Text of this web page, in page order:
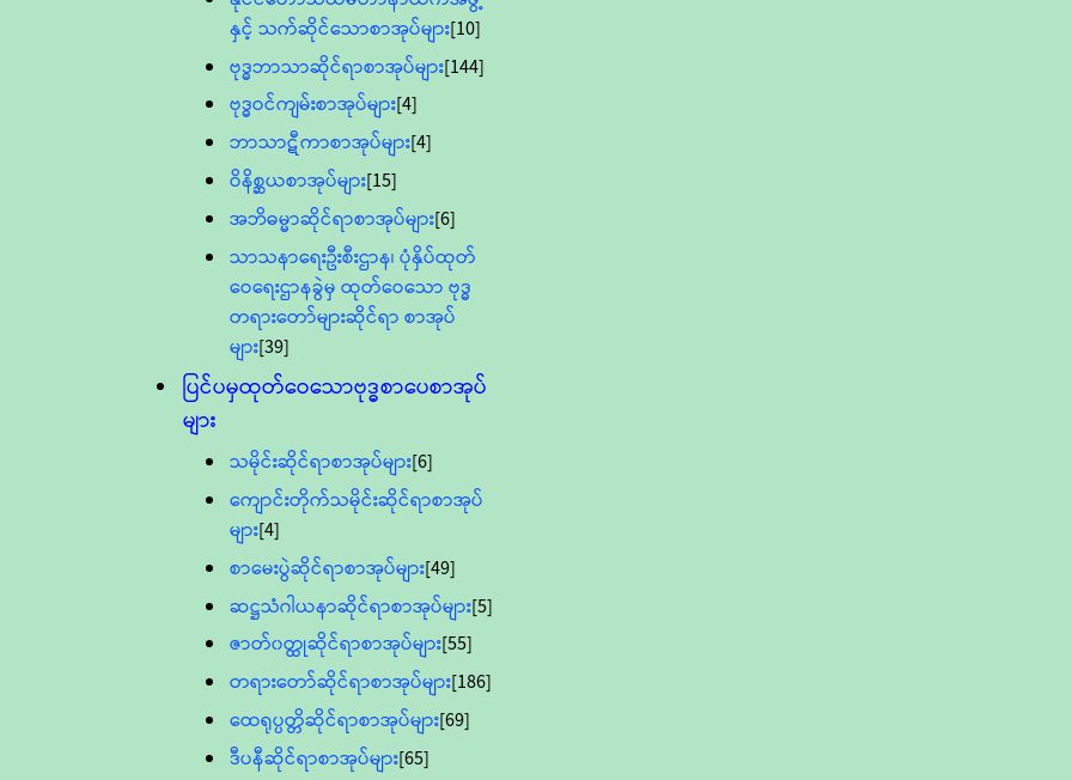
နှင့် သက်ဆိုင်သောစာအုပ်များ[10]
ဗုဒ္ဓဘာသာဆိုင်ရာစာအုပ်များ[144]
ဗုဒ္ဓဝင်ကျမ်းစာအုပ်များ[4]
ဘာသာဋီကာစာအုပ်များ[4]
ဝိနိစ္ဆယစာအုပ်များ[15]
အဘိဓမ္မာဆိုင်ရာစာအုပ်များ[6]
သာသနာရေးဦးစီးဌာန၊ ပုံနှိပ်ထုတ်
ဝေရေးဌာနခွဲမှ ထုတ်ဝေသော ဗုဒ္ဓ
တရားတော်များဆိုင်ရာ စာအုပ်
များ[39]
ပြင်ပမှထုတ်ဝေသောဗုဒ္ဓစာပေစာအုပ်
များ
သမိုင်းဆိုင်ရာစာအုပ်များ[6]
ကျောင်းတိုက်သမိုင်းဆိုင်ရာစာအုပ်
များ[4]
စာမေးပွဲဆိုင်ရာစာအုပ်များ[49]
ဆဋ္ဌသံဂါယနာဆိုင်ရာစာအုပ်များ[5]
ဇာတ်၀တ္ထုဆိုင်ရာစာအုပ်များ[55]
တရားတော်ဆိုင်ရာစာအုပ်များ[186]
ထေရုပ္ပတ္တိဆိုင်ရာစာအုပ်များ[69]
ဒီပနီဆိုင်ရာစာအုပ်များ[65]